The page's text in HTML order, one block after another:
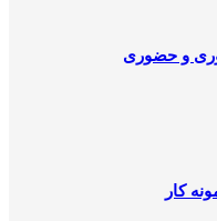
و حضوری
کار